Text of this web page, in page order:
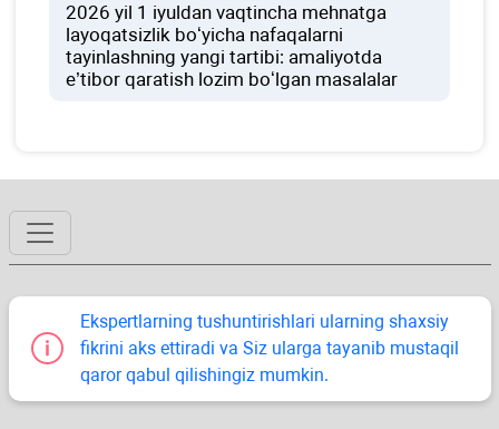
2026 yil 1 iyuldan vaqtincha mehnatga
layoqatsizlik boʻyicha nafaqalarni
tayinlashning yangi tartibi: amaliyotda
e’tibor qaratish lozim boʻlgan masalalar
Ekspertlarning tushuntirishlari ularning shaхsiy
fikrini aks ettiradi va Siz ularga tayanib mustaqil
qaror qabul qilishingiz mumkin.